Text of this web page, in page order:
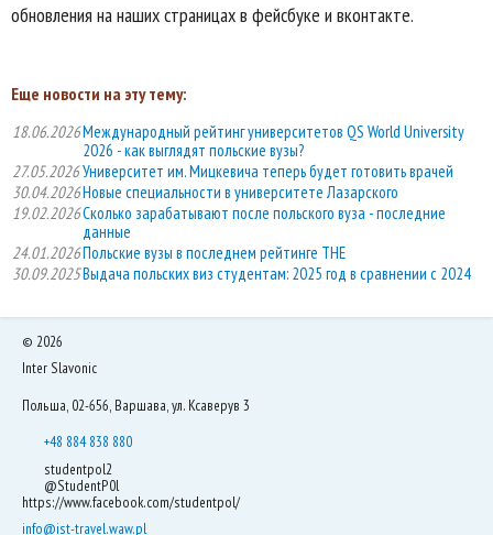
обновления на наших страницах в фейсбуке и вконтакте.
Еще новости на эту тему:
18.06.2026Международный рейтинг университетов QS World University
2026 - как выглядят польские вузы?
27.05.2026Университет им. Мицкевича теперь будет готовить врачей
30.04.2026Новые специальности в университете Лазарского
19.02.2026Сколько зарабатывают после польского вуза - последние
данные
24.01.2026Польские вузы в последнем рейтинге THE
30.09.2025Выдача польских виз студентам: 2025 год в сравнении с 2024
© 2026
Inter Slavonic
Польша, 02-656, Варшава, ул. Ксаверув 3
+48 884 838 880
studentpol2
@StudentP0l
https://www.facebook.com/studentpol/
info@ist-travel.waw.pl